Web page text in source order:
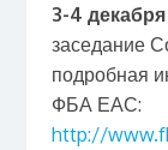
3-4 декабря
заседание
подробная
ФБА ЕАС:
http://